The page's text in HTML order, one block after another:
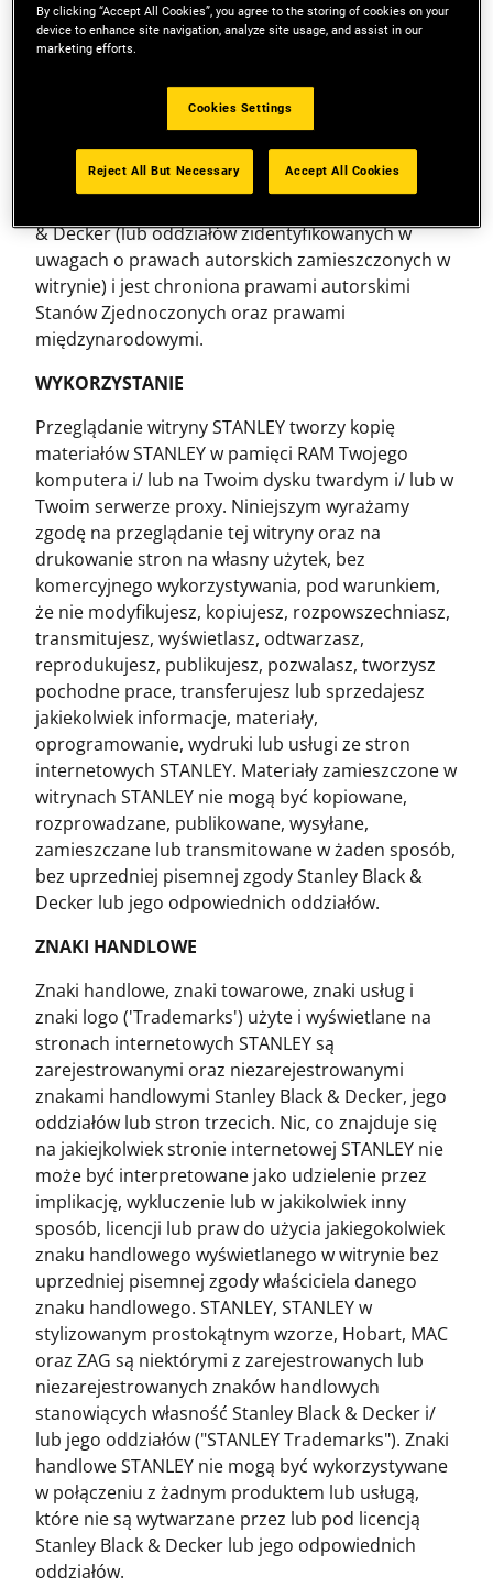
przycisków, obrazy, klipy audio, cyfrowe materiały
przeznaczone do ściągnięcia, kompilacje danych i
& Decker, jego oddziałów lub dostawców tych
treści i są chronione prawami autorskimi Stanów
Zjednoczonych oraz prawami międzynarodowymi.
Kompilacja wszystkich treści witryn internetowych
& Decker (lub oddziałów zidentyfikowanych w
uwagach o prawach autorskich zamieszczonych w
witrynie) i jest chroniona prawami autorskimi
Stanów Zjednoczonych oraz prawami
międzynarodowymi.
WYKORZYSTANIE
Przeglądanie witryny STANLEY tworzy kopię
materiałów STANLEY w pamięci RAM Twojego
komputera i/ lub na Twoim dysku twardym i/ lub w
Twoim serwerze proxy. Niniejszym wyrażamy
zgodę na przeglądanie tej witryny oraz na
drukowanie stron na własny użytek, bez
komercyjnego wykorzystywania, pod warunkiem,
że nie modyfikujesz, kopiujesz, rozpowszechniasz,
transmitujesz, wyświetlasz, odtwarzasz,
reprodukujesz, publikujesz, pozwalasz, tworzysz
pochodne prace, transferujesz lub sprzedajesz
jakiekolwiek informacje, materiały,
oprogramowanie, wydruki lub usługi ze stron
internetowych STANLEY. Materiały zamieszczone w
witrynach STANLEY nie mogą być kopiowane,
rozprowadzane, publikowane, wysyłane,
zamieszczane lub transmitowane w żaden sposób,
bez uprzedniej pisemnej zgody Stanley Black &
Decker lub jego odpowiednich oddziałów.
ZNAKI HANDLOWE
Znaki handlowe, znaki towarowe, znaki usług i
znaki logo ('Trademarks') użyte i wyświetlane na
stronach internetowych STANLEY są
zarejestrowanymi oraz niezarejestrowanymi
znakami handlowymi Stanley Black & Decker, jego
oddziałów lub stron trzecich. Nic, co znajduje się
na jakiejkolwiek stronie internetowej STANLEY nie
może być interpretowane jako udzielenie przez
implikację, wykluczenie lub w jakikolwiek inny
sposób, licencji lub praw do użycia jakiegokolwiek
znaku handlowego wyświetlanego w witrynie bez
uprzedniej pisemnej zgody właściciela danego
znaku handlowego. STANLEY, STANLEY w
stylizowanym prostokątnym wzorze, Hobart, MAC
oraz ZAG są niektórymi z zarejestrowanych lub
niezarejestrowanych znaków handlowych
stanowiących własność Stanley Black & Decker i/
lub jego oddziałów ("STANLEY Trademarks"). Znaki
handlowe STANLEY nie mogą być wykorzystywane
w połączeniu z żadnym produktem lub usługą,
które nie są wytwarzane przez lub pod licencją
Stanley Black & Decker lub jego odpowiednich
oddziałów.
By clicking “Accept All Cookies”, you agree to the storing of cookies on your
device to enhance site navigation, analyze site usage, and assist in our
marketing efforts.
Cookies Settings
Reject All But Necessary Accept All Cookies